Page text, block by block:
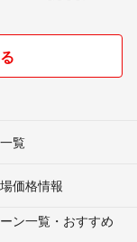
覧
価格情報
ン一覧・おすすめ